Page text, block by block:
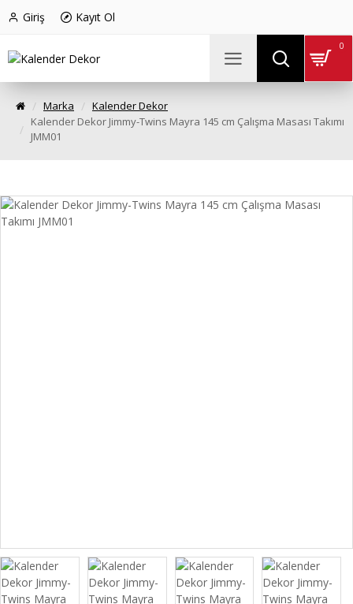
Giriş Kayıt Ol
0
Marka
Kalender Dekor
Kalender Dekor Jimmy-Twins Mayra 145 cm Çalışma Masası Takımı
JMM01